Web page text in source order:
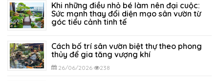
Khi những điều nhỏ bé làm nên đại cuộc:
Sức mạnh thay đổi diện mạo sân vườn từ
góc tiểu cảnh tinh tế
Cách bố trí sân vườn biệt thự theo phong
thủy để gia tăng vượng khí
26/06/2026 238